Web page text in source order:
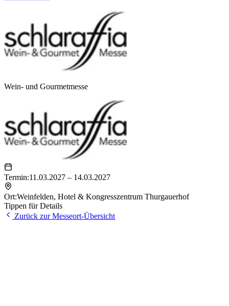
Wein- und Gourmetmesse
Termin:11.03.2027 – 14.03.2027
Ort:Weinfelden, Hotel & Kongresszentrum Thurgauerhof
Tippen für Details
Zurück zur Messeort-Übersicht